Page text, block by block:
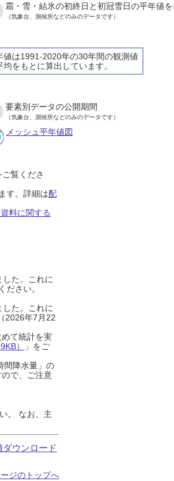
霜・雪・結氷の初終日と初冠雪日の平年値
（気象台、測候所などのみのデータです）
値は1991-2020年の30年間の観測値
均をもとに算出しています。
要素別データの公開期間
（気象台、測候所などのみのデータです）
メッシュ平年値図
ご覧くださ
す。詳細は配
料に関する
た。これに
さい。
た。これに
2026年7月22
て統計を実
）
」をご
間降水量」の
で、ご注意
。 なお、主
ダウンロード
ジのトップへ